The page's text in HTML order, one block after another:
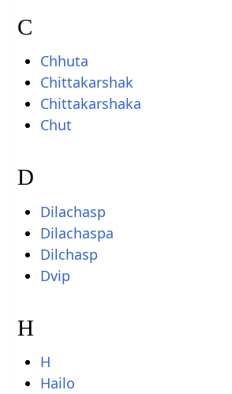
C
Chhuta
Chittakarshak
Chittakarshaka
Chut
D
Dilachasp
Dilachaspa
Dilchasp
Dvip
H
H
Hailo